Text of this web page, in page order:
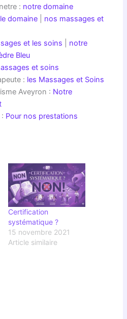
: notre domaine
le domaine
nos massages et
et les soins
notre
Bleu
et soins
: les Massages et Soins
Aveyron : Notre
Pour nos prestations
Certification
systématique ?
15 novembre 2021
Article similaire